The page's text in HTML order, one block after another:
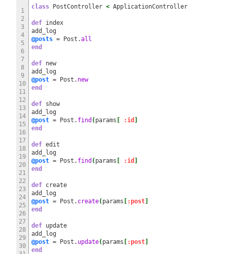
1
2
3
4
5
6
7
8
9
10
11
12
13
14
15
16
17
18
19
20
21
22
23
24
25
26
27
28
29
30
class PostController < ApplicationController
def index
add_log
@posts = Post.all
end
def new
add_log
@post = Post. new
end
def show
add_log
@post = Post. find ( params :id
end
def edit
add_log
@post = Post. find ( params :id
end
def create
add_log
@post = Post. create( params :post
end
def update
add_log
@post = Post. update( params :post
end